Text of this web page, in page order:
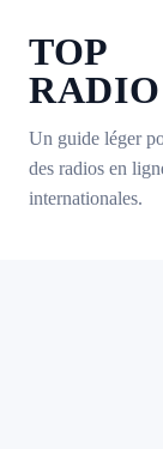
TOP
RADIO
Un guide léger
des radios en
internationales.